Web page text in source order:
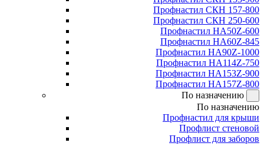
Профнастил СКН 157-800
Профнастил СКН 250-600
Профнастил НА50Z-600
Профнастил НА60Z-845
Профнастил НА90Z-1000
Профнастил НА114Z-750
Профнастил НА153Z-900
Профнастил НА157Z-800
По назначению
По назначению
Профнастил для крыши
Профлист стеновой
Профлист для заборов